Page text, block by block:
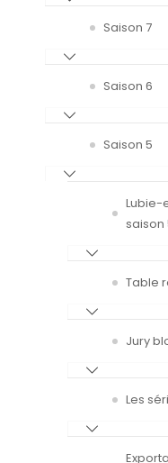
Saison 7
Saison 6
Saison 5
Lubie-
saison
Table
Jury
Les